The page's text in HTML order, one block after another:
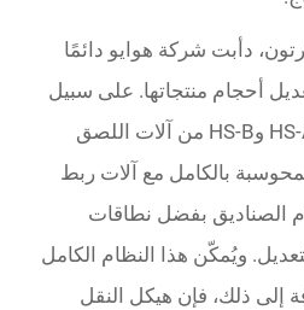
دأبت شركة هوايو دائمًا
أحجام منتجاتها. على سبيل
المثال، يمكن لسلسلتي HS-A وHS-B من آلات اللصق
بالكامل مع آلات ربط
الصناديق بفضل نطاقات
ويُمكّن هذا النظام الكامل
إلى ذلك، فإن هيكل النقل